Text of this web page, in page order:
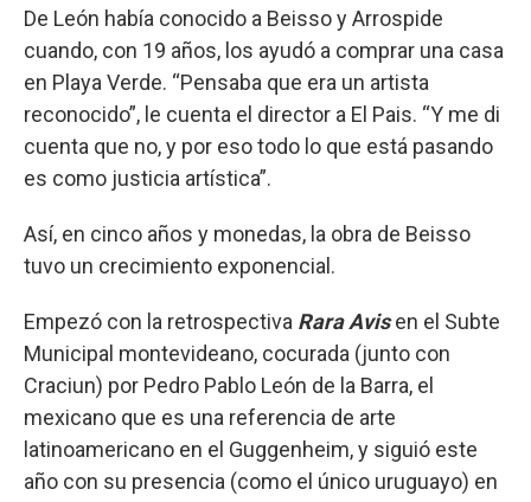
De León había conocido a Beisso y Arrospide
cuando, con 19 años, los ayudó a comprar una casa
en Playa Verde. “Pensaba que era un artista
reconocido”, le cuenta el director a El Pais. “Y me di
cuenta que no, y por eso todo lo que está pasando
es como justicia artística”.
Así, en cinco años y monedas, la obra de Beisso
tuvo un crecimiento exponencial.
Empezó con la retrospectiva Rara Avisen el Subte
Municipal montevideano, cocurada (junto con
Craciun) por Pedro Pablo León de la Barra, el
mexicano que es una referencia de arte
latinoamericano en el Guggenheim, y siguió este
año con su presencia (como el único uruguayo) en